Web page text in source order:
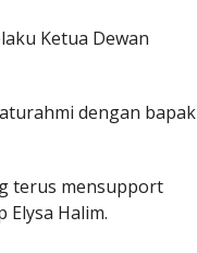
Ketua Dewan
dengan bapak
terus mensupport
Halim.